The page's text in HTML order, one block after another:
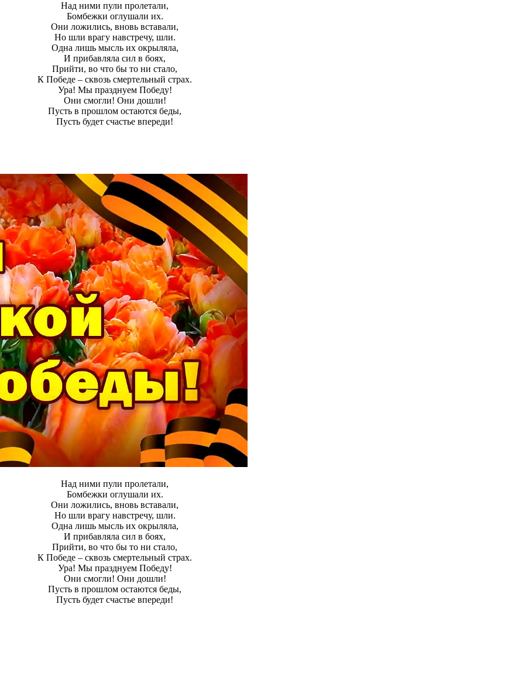
Над ними пули пролетали,
Бомбежки оглушали их.
Они ложились, вновь вставали,
Но шли врагу навстречу, шли.
Одна лишь мысль их окрыляла,
И прибавляла сил в боях,
Прийти, во что бы то ни стало,
К Победе – сквозь смертельный страх.
Ура! Мы празднуем Победу!
Они смогли! Они дошли!
Пусть в прошлом остаются беды,
Пусть будет счастье впереди!
Над ними пули пролетали,
Бомбежки оглушали их.
Они ложились, вновь вставали,
Но шли врагу навстречу, шли.
Одна лишь мысль их окрыляла,
И прибавляла сил в боях,
Прийти, во что бы то ни стало,
К Победе – сквозь смертельный страх.
Ура! Мы празднуем Победу!
Они смогли! Они дошли!
Пусть в прошлом остаются беды,
Пусть будет счастье впереди!